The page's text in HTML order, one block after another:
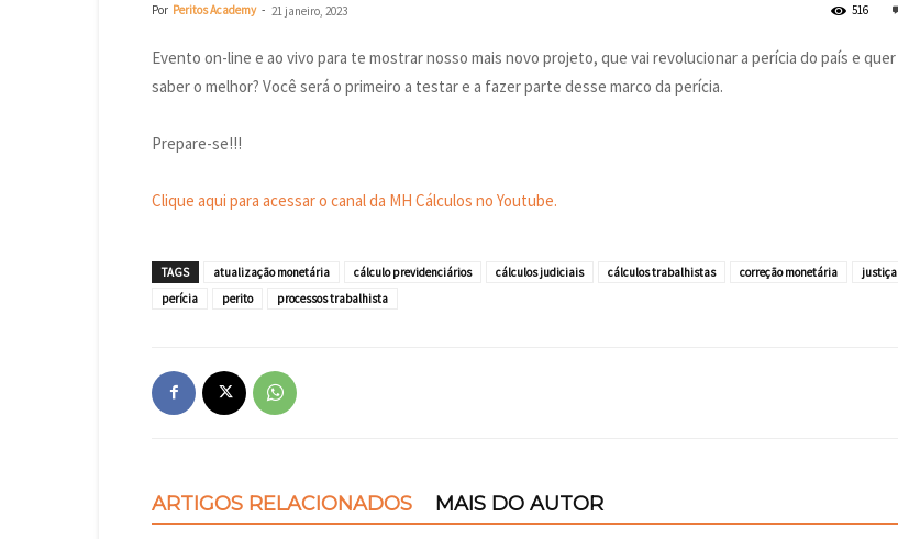
Por Peritos Academy - 21 janeiro, 2023 516
Evento on-line e ao vivo para te mostrar nosso mais novo projeto, que vai revolucionar a perícia do país e quer
saber o melhor? Você será o primeiro a testar e a fazer parte desse marco da perícia.
Prepare-se!!!
Clique aqui para acessar o canal da MH Cálculos no Youtube.
TAGS atualização monetária cálculo previdenciários cálculos judiciais cálculos trabalhistas correção monetária
justiça
perícia
perito processos trabalhista
ARTIGOS RELACIONADOS MAIS DO AUTOR